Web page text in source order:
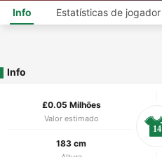
Info Estatísticas de jogador
Info
£0.05 Milhões
Valor estimado
183 cm
14